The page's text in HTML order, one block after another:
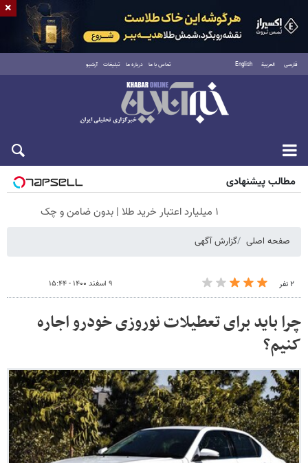
فارسی العربية English تماس با ما درباره ما تبلیغات آرشیو
شنبه ۱۷ مرداد ۱۴۰۵
مطالب پیشنهادی
۱ میلیارد اعتبار خرید طلا | بدون ضامن و چک
صفحه اصلی گزارش آگهی
۲ نفر ۹ اسفند ۱۴۰۰ - ۱۵:۴۴
چرا باید برای تعطیلات نوروزی خودرو اجاره
کنیم؟
×